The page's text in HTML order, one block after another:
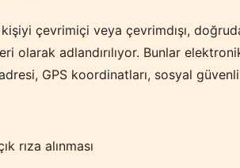
çevrimiçi veya çevrimdışı,
olarak adlandırılıyor. Bunlar
GPS koordinatları, sosyal
rıza alınması